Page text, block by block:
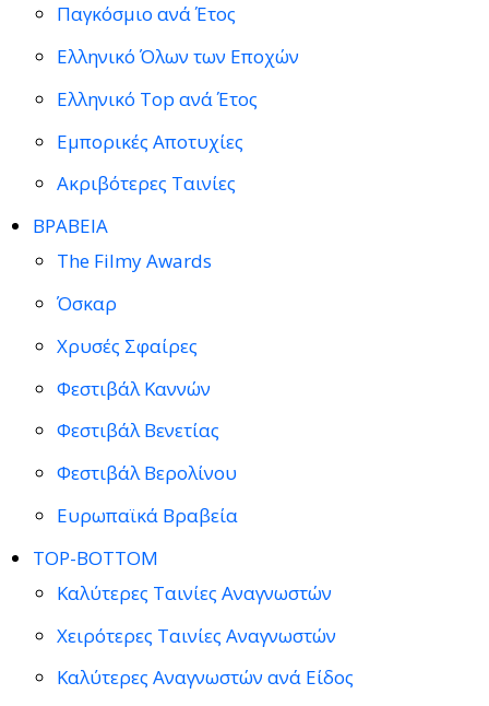
Παγκόσμιο ανά Έτος
Ελληνικό Όλων των Εποχών
Ελληνικό Top ανά Έτος
Εμπορικές Αποτυχίες
Ακριβότερες Ταινίες
ΒΡΑΒΕΙΑ
The Filmy Awards
Όσκαρ
Χρυσές Σφαίρες
Φεστιβάλ Καννών
Φεστιβάλ Βενετίας
Φεστιβάλ Βερολίνου
Ευρωπαϊκά Βραβεία
TOP-BOTTOM
Καλύτερες Ταινίες Αναγνωστών
Χειρότερες Ταινίες Αναγνωστών
Καλύτερες Αναγνωστών ανά Είδος